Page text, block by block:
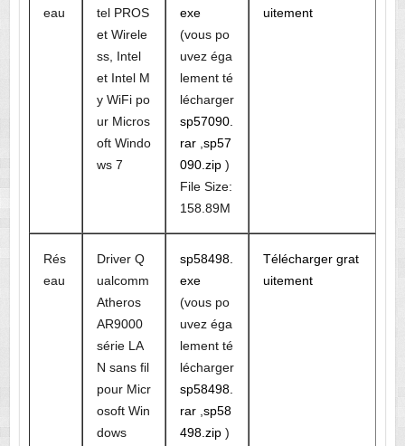
eau
tel PROS
et Wirele
ss, Intel
et Intel M
y WiFi po
ur Micros
oft Windo
ws 7
exe
(vous po
uvez éga
lement té
lécharger
sp57090.
rar, sp57
090.zip)
File Size:
158.89M
uitement
Rés
eau
Driver Q
ualcomm
Atheros
AR9000
série LA
N sans fil
pour Micr
osoft Win
dows
sp58498.
exe
(vous po
uvez éga
lement té
lécharger
sp58498.
rar, sp58
498.zip)
Télécharger grat
uitement